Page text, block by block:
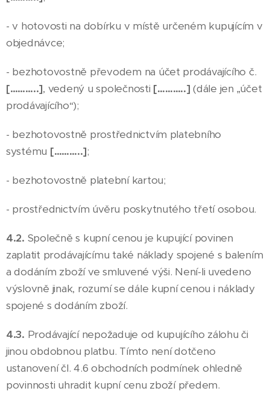
- v hotovosti na dobírku v místě určeném kupujícím v
objednávce;
- bezhotovostně převodem na účet prodávajícího č.
[………..], vedený u společnosti [………..] (dále jen „účet
prodávajícího“);
- bezhotovostně prostřednictvím platebního
systému [………..];
- bezhotovostně platební kartou;
- prostřednictvím úvěru poskytnutého třetí osobou.
4.2. Společně s kupní cenou je kupující povinen
zaplatit prodávajícímu také náklady spojené s balením
a dodáním zboží ve smluvené výši. Není-li uvedeno
výslovně jinak, rozumí se dále kupní cenou i náklady
spojené s dodáním zboží.
4.3. Prodávající nepožaduje od kupujícího zálohu či
jinou obdobnou platbu. Tímto není dotčeno
ustanovení čl. 4.6 obchodních podmínek ohledně
povinnosti uhradit kupní cenu zboží předem.